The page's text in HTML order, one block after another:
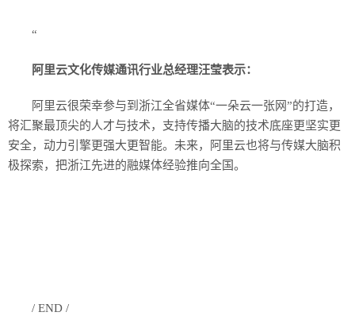
“
阿里云文化传媒通讯行业总经理汪莹表示：
阿里云很荣幸参与到浙江全省媒体“一朵云一张网”的打造，
将汇聚最顶尖的人才与技术，支持传播大脑的技术底座更坚实更
安全，动力引擎更强大更智能。未来，阿里云也将与传媒大脑积
极探索，把浙江先进的融媒体经验推向全国。
/ END /